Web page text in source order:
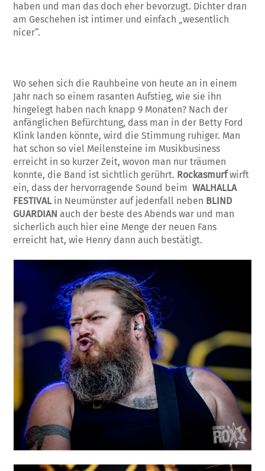
haben und man das doch eher bevorzugt. Dichter dran
am Geschehen ist intimer und einfach „wesentlich
nicer“.
Wo sehen sich die Rauhbeine von heute an in einem
Jahr nach so einem rasanten Aufstieg, wie sie ihn
hingelegt haben nach knapp 9 Monaten? Nach der
anfänglichen Befürchtung, dass man in der Betty Ford
Klink landen könnte, wird die Stimmung ruhiger. Man
hat schon so viel Meilensteine im Musikbusiness
erreicht in so kurzer Zeit, wovon man nur träumen
konnte, die Band ist sichtlich gerührt. Rockasmurfwirft
ein, dass der hervorragende Sound beim WALHALLA
FESTIVALin Neumünster auf jedenfall neben BLIND
GUARDIAN auch der beste des Abends war und man
sicherlich auch hier eine Menge der neuen Fans
erreicht hat, wie Henry dann auch bestätigt.